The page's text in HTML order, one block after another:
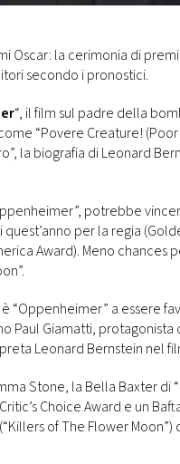
Oscar: la cerimonia di
secondo i pronostici.
“, il film sul padre della
“Povere Creature! (Poor
la biografia di Leonard
potrebbe
per la regia
Award). Meno chances
“Oppenheimer” a essere
Paul Giamatti,
Leonard Bernstein nel
Stone, la Bella Baxter di
Choice Award e un
of The Flower Moon”)